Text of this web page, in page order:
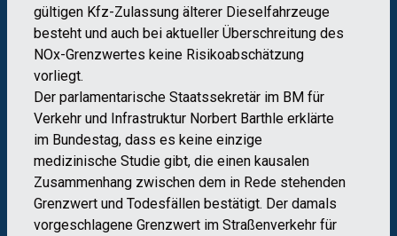
gültigen Kfz-Zulassung älterer Dieselfahrzeuge
besteht und auch bei aktueller Überschreitung des
NOx-Grenzwertes keine Risikoabschätzung
vorliegt.
Der parlamentarische Staatssekretär im BM für
Verkehr und Infrastruktur Norbert Barthle erklärte
im Bundestag, dass es keine einzige
medizinische Studie gibt, die einen kausalen
Zusammenhang zwischen dem in Rede stehenden
Grenzwert und Todesfällen bestätigt. Der damals
vorgeschlagene Grenzwert im Straßenverkehr für